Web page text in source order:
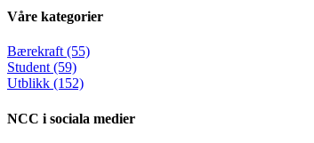
Våre kategorier
Bærekraft (55)
Student (59)
Utblikk (152)
NCC i sociala medier